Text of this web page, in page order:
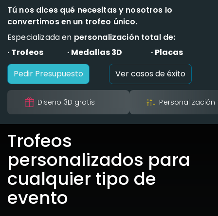
Tú nos dices qué necesitas y nosotros lo
convertimos en un trofeo único.
Especializada en personalización total de:
· Trofeos
· Medallas 3D
· Placas
Pedir Presupuesto
Ver casos de éxito
Diseño 3D gratis
Trofeos
personalizados para
cualquier tipo de
evento